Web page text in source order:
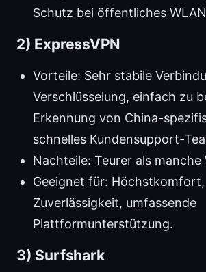
Schutz bei öffentliches
2) ExpressVPN
Vorteile: Sehr stabile
Verschlüsselung, einfach zu
Erkennung von China-
schnelles Kundensupport-
Nachteile: Teurer als
Geeignet für:
Zuverlässigkeit, umfassende
Plattformunterstützung.
3) Surfshark